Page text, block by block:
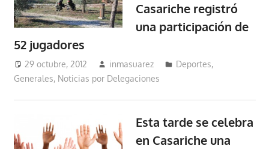
Casariche registró
una participación de
52 jugadores
29 octubre, 2012 inmasuarez Deportes,
Generales, Noticias por Delegaciones
Esta tarde se celebra
en Casariche una